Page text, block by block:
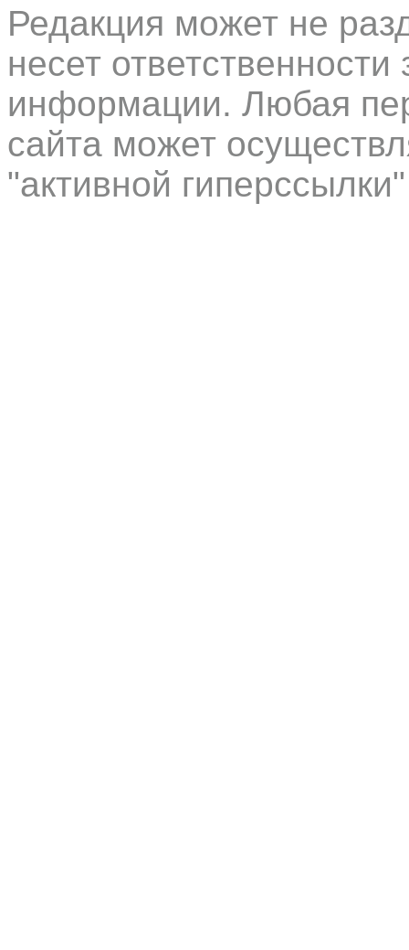
Редакция может не
несет
информации. Любая
сайта может
"активной